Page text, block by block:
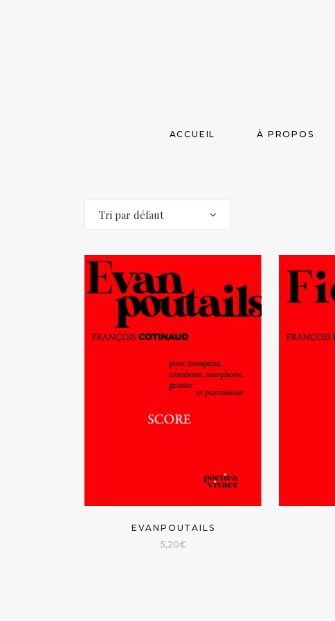
ACCUEIL À PROPOS
Tri par défaut
EVANPOUTAILS
5,20€